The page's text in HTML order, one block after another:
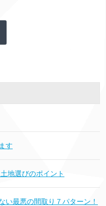
す
地選びのポイント
い最悪の間取り７パターン！